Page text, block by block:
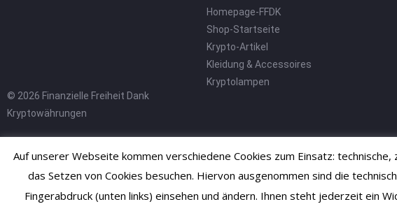
© 2026 Finanzielle Freiheit Dank
Kryptowährungen
Homepage-FFDK
Shop-Startseite
Krypto-Artikel
Kleidung & Accessoires
Kryptolampen
Auf unserer Webseite kommen verschiedene Cookies zum Einsatz:
das Setzen von Cookies besuchen. Hiervon ausgenommen sind die
Fingerabdruck (unten links) einsehen und ändern. Ihnen steht jederzeit ein